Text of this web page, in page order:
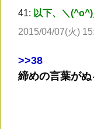
41: 以下、＼
2015/04/07(火)
>>38
締めの言葉が